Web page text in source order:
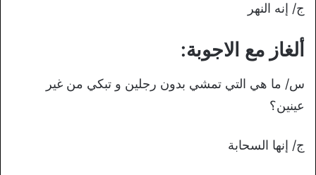
ج/ إنه النهر
ألغاز مع الاجوبة:
س/ ما هي التي تمشي بدون رجلين و تبكي من غير
عينين؟
ج/ إنها السحابة